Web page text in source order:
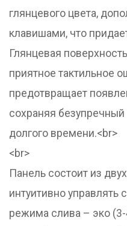
глянцевого цвета,
клавишами, что
Глянцевая
приятное тактильное
предотвращает
сохраняя
долгого времени.<br>
<br>
Панель состоит из
интуитивно
режима слива – эко